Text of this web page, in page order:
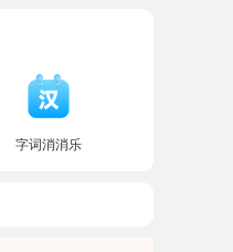
字词消消乐